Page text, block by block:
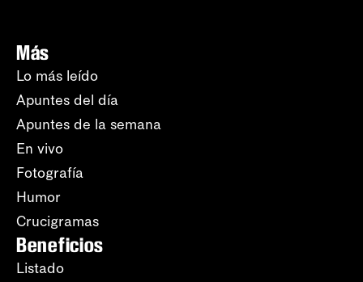
Más
Lo más leído
Apuntes del día
Apuntes de la semana
En vivo
Fotografía
Humor
Crucigramas
Beneficios
Listado